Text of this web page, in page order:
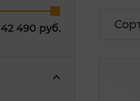
42 490 руб.